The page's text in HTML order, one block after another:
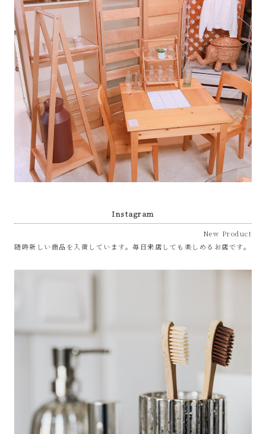
Instagram
New Product
随時新しい商品を入荷しています。毎日来店しても楽しめるお店です。